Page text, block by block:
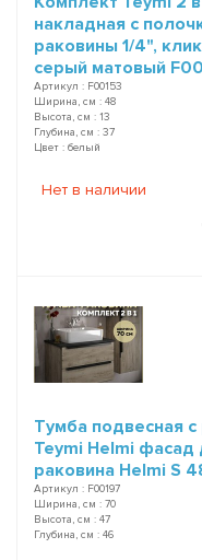
накладная с
раковины 1/4",
серый матовый
Артикул : F00153
Ширина, см : 48
Высота, см : 13
Глубина, см : 37
Цвет : белый
Нет в наличии
Тумба подвесная
Teymi Helmi
раковина Helmi S
Артикул : F00197
Ширина, см : 70
Высота, см : 47
Глубина, см : 46